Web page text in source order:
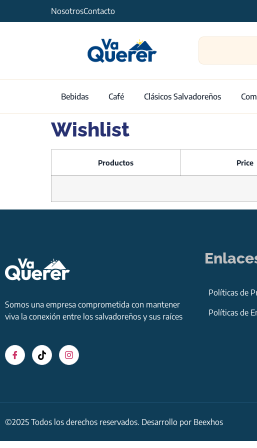
NosotrosContacto
Bebidas Café Clásicos Salvadoreños
Wishlist
Productos Price
Somos una empresa comprometida con mantener
viva la conexión entre los salvadoreños y sus raíces
Políticas de
Políticas de
©2025 Todos los derechos reservados. Desarrollo por Beexhos